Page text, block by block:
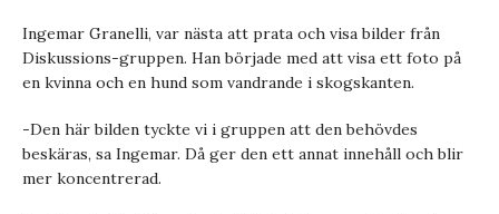
Ingemar Granelli, var nästa att prata och visa bilder från
Diskussions-gruppen. Han började med att visa ett foto på
en kvinna och en hund som vandrande i skogskanten.
-Den här bilden tyckte vi i gruppen att den behövdes
beskäras, sa Ingemar. Då ger den ett annat innehåll och blir
mer koncentrerad.